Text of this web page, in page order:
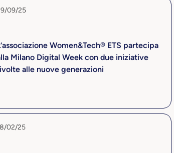
09/25
Women&Tech® ETS partecipa
Milano Digital Week con due iniziative
alle nuove generazioni
02/25